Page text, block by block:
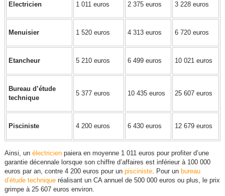
Electricien 1 011 euros 2 375 euros 3 228 euros
Menuisier 1 520 euros 4 313 euros 6 720 euros
Etancheur 5 210 euros 6 499 euros 10 021 euros
Bureau d’étude
technique
5 377 euros 10 435 euros 25 607 euros
Pisciniste 4 200 euros 6 430 euros 12 679 euros
Ainsi, un électricienpaiera en moyenne 1 011 euros pour profiter d’une
garantie décennale lorsque son chiffre d’affaires est inférieur à 100 000
euros par an, contre 4 200 euros pour un pisciniste. Pour un bureau
d’étude techniqueréalisant un CA annuel de 500 000 euros ou plus, le prix
grimpe à 25 607 euros environ.